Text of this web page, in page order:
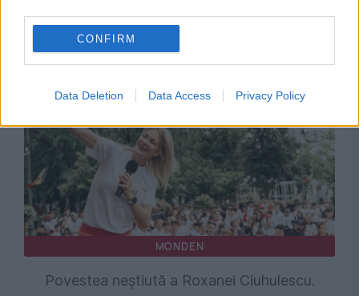
CONFIRM
Data Deletion Data Access Privacy Policy
A murit William Orbit, omul din spatele
Grammy-urilor Madonnei
MONDEN
Povestea neștiută a Roxanei Ciuhulescu.